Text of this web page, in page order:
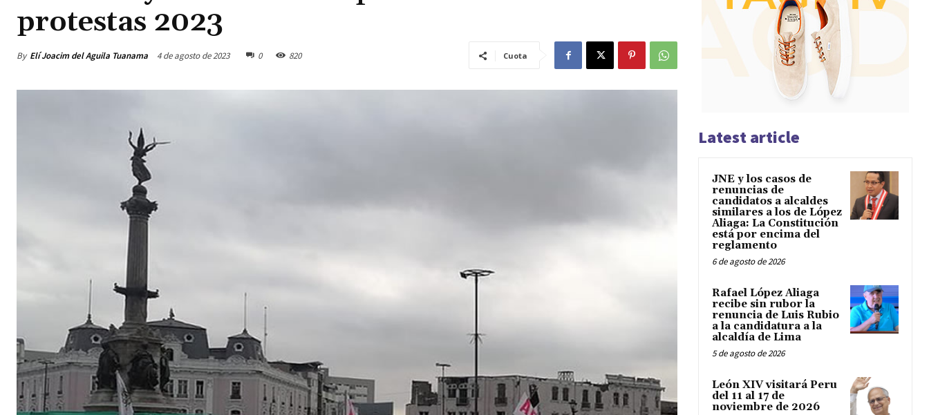
protestas 2023
By Elí Joacim del Aguila Tuanama 4 de agosto de 2023 0 820 Cuota
Latest article
JNE y los casos de
renuncias de
candidatos a alcaldes
similares a los de López
Aliaga: La Constitución
está por encima del
reglamento
6 de agosto de 2026
Rafael López Aliaga
recibe sin rubor la
renuncia de Luis Rubio
a la candidatura a la
alcaldía de Lima
5 de agosto de 2026
León XIV visitará Peru
del 11 al 17 de
noviembre de 2026